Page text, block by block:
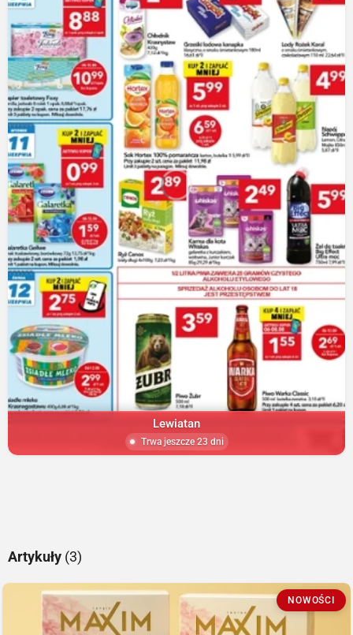
Lewiatan
Trwa jeszcze 23 dni
Artykuły (3)
NOWOŚCI